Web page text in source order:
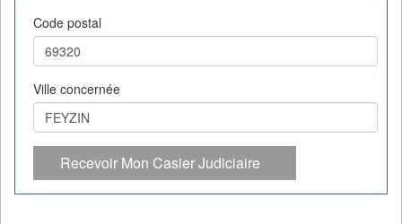
Code postal
Ville concernée
Recevoir Mon Casier Judiciaire